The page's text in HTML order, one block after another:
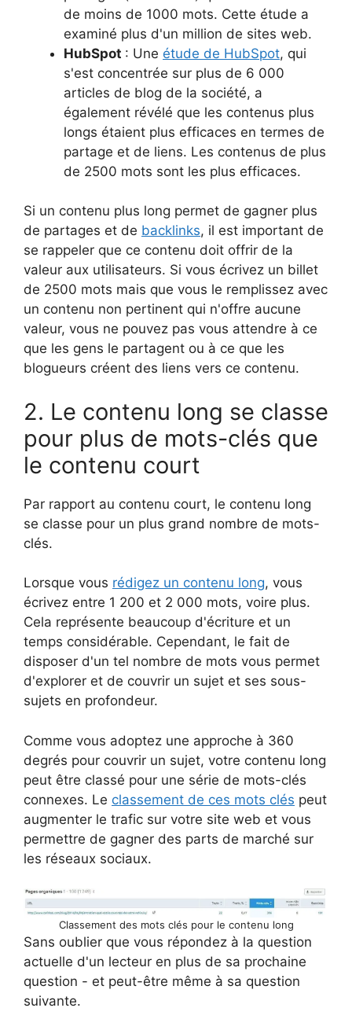
de moins de 1000 mots. Cette étude a
examiné plus d'un million de sites web.
HubSpot : Une étude de HubSpot, qui
s'est concentrée sur plus de 6 000
articles de blog de la société, a
également révélé que les contenus plus
longs étaient plus efficaces en termes de
partage et de liens. Les contenus de plus
de 2500 mots sont les plus efficaces.
Si un contenu plus long permet de gagner plus
de partages et de backlinks, il est important de
se rappeler que ce contenu doit offrir de la
valeur aux utilisateurs. Si vous écrivez un billet
de 2500 mots mais que vous le remplissez avec
un contenu non pertinent qui n'offre aucune
valeur, vous ne pouvez pas vous attendre à ce
que les gens le partagent ou à ce que les
blogueurs créent des liens vers ce contenu.
2. Le contenu long se classe
pour plus de mots-clés que
le contenu court
Par rapport au contenu court, le contenu long
se classe pour un plus grand nombre de mots-
clés.
Lorsque vous rédigez un contenu long, vous
écrivez entre 1 200 et 2 000 mots, voire plus.
Cela représente beaucoup d'écriture et un
temps considérable. Cependant, le fait de
disposer d'un tel nombre de mots vous permet
d'explorer et de couvrir un sujet et ses sous-
sujets en profondeur.
Comme vous adoptez une approche à 360
degrés pour couvrir un sujet, votre contenu long
peut être classé pour une série de mots-clés
connexes. Le classement de ces mots clés peut
augmenter le trafic sur votre site web et vous
permettre de gagner des parts de marché sur
les réseaux sociaux.
Classement des mots clés pour le contenu long
Sans oublier que vous répondez à la question
actuelle d'un lecteur en plus de sa prochaine
question - et peut-être même à sa question
suivante.